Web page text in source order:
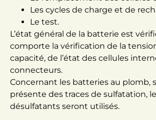
Les cycles de charge et de
Le test.
L’état général de la batterie est
comporte la vérification de la
capacité, de l’état des cellules
connecteurs.
Concernant les batteries au plomb,
présente des traces de sulfatation,
désulfatants seront utilisés.